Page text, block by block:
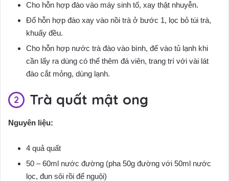
Cho hỗn hợp đào vào máy sinh tố, xay thật nhuyễn.
Đổ hỗn hợp đào xay vào nồi trà ở bước 1, lọc bỏ túi trà,
khuấy đều.
Cho hỗn hợp nước trà đào vào bình, để vào tủ lạnh khi
cần lấy ra dùng có thể thêm đá viên, trang trí với vài lát
đào cắt mỏng, dùng lạnh.
Trà quất mật ong
Nguyên liệu:
4 quả quất
50 – 60ml nước đường (pha 50g đường với 50ml nước
lọc, đun sôi rồi để nguội)